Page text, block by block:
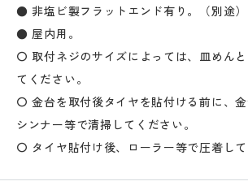
● 非塩ビ製フラットエンド有り。（別途）
● 屋内用。
〇 取付ネジのサイズによっては、皿めん
てください。
〇 金台を取付後タイヤを貼付ける前に、
シンナー等で清掃してください。
〇 タイヤ貼付け後、ローラー等で圧着して